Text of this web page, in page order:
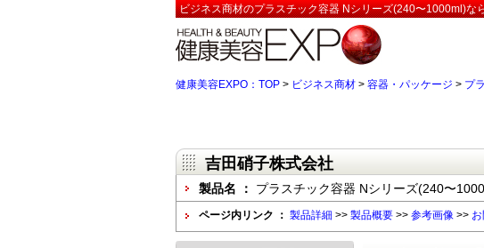
ビジネス商材のプラスチック容器 Nシリーズ(240〜1000ml)な
健康美容EXPO：TOP > ビジネス商材 > 容器・パッケージ > プ
吉田硝子株式会社
製品名 ： プラスチック容器 Nシリーズ(240〜
ページ内リンク ： 製品詳細 >> 製品概要 >> 参考画像 >>